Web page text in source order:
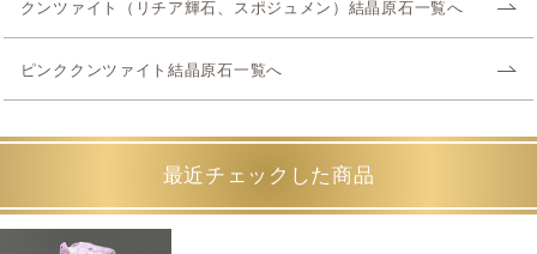
クンツァイト（リチア輝石、スポジュメン）結晶原石一覧へ
ピンククンツァイト結晶原石一覧へ
最近チェックした商品